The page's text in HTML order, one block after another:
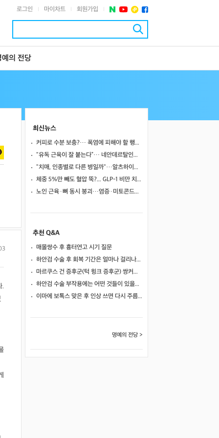
로그인 마이차트 회원가입
예의 전당
.
최신뉴스
커피로 수분 보충?… 폭염에 피해야 할 행동 5가지
"유독 근육이 잘 붙는다”… 네안데르탈인에게서 받은 유전자 때문일 수도?
"치매, 인종별로 다른 병일까"…알츠하이머 환자 3개 집단서 공통된 뇌세포 이상 발견
체중 5%만 빼도 혈압 뚝?... GLP-1 비만 치료제, 심혈관 질환 예방 효과까지
노인 근육·뼈 동시 붕괴…염증·미토콘드리아 이상이 부른 '오스테오사코페니아' 경고
추천 Q&A
매몰쌍수 후 흉터연고 시기 질문
하안검 수술 후 회복 기간은 얼마나 걸리나요?
마르쿠스 건 증후군(턱 윙크 증후군) 쌍커풀 수술 가능 여부
하안검 수술 부작용에는 어떤 것들이 있을까요?
이마에 보톡스 맞은 후 인상 쓰면 다시 주름이 생길까요?
명예의 전당 >